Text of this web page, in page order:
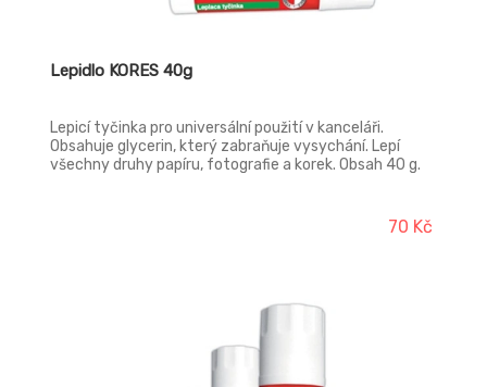
Lepidlo KORES 40g
Lepicí tyčinka pro universální použití v kanceláři.
Obsahuje glycerin, který zabraňuje vysychání. Lepí
všechny druhy papíru, fotografie a korek. Obsah 40 g.
70 Kč